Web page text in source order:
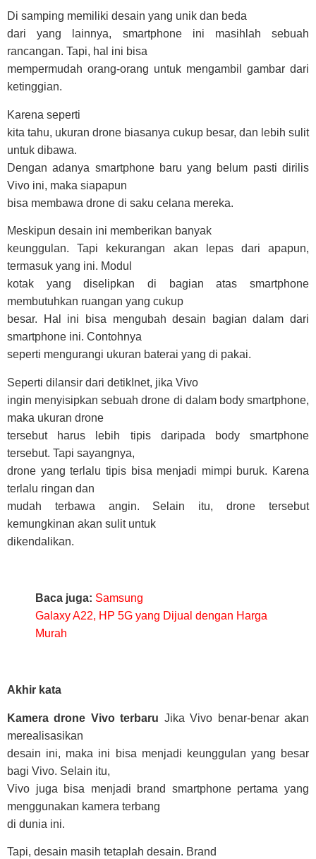
Di samping memiliki desain yang unik dan beda
dari yang lainnya, smartphone ini masihlah sebuah
rancangan. Tapi, hal ini bisa
mempermudah orang-orang untuk mengambil gambar dari
ketinggian.
Karena seperti
kita tahu, ukuran drone biasanya cukup besar, dan lebih sulit
untuk dibawa.
Dengan adanya smartphone baru yang belum pasti dirilis
Vivo ini, maka siapapun
bisa membawa drone di saku celana mereka.
Meskipun desain ini memberikan banyak
keunggulan. Tapi kekurangan akan lepas dari apapun,
termasuk yang ini. Modul
kotak yang diselipkan di bagian atas smartphone
membutuhkan ruangan yang cukup
besar. Hal ini bisa mengubah desain bagian dalam dari
smartphone ini. Contohnya
seperti mengurangi ukuran baterai yang di pakai.
Seperti dilansir dari detikInet, jika Vivo
ingin menyisipkan sebuah drone di dalam body smartphone,
maka ukuran drone
tersebut harus lebih tipis daripada body smartphone
tersebut. Tapi sayangnya,
drone yang terlalu tipis bisa menjadi mimpi buruk. Karena
terlalu ringan dan
mudah terbawa angin. Selain itu, drone tersebut
kemungkinan akan sulit untuk
dikendalikan.
Baca juga: Samsung
Galaxy A22, HP 5G yang Dijual dengan Harga
Murah
Akhir kata
Kamera drone Vivo terbaru Jika Vivo benar-benar akan
merealisasikan
desain ini, maka ini bisa menjadi keunggulan yang besar
bagi Vivo. Selain itu,
Vivo juga bisa menjadi brand smartphone pertama yang
menggunakan kamera terbang
di dunia ini.
Tapi, desain masih tetaplah desain. Brand